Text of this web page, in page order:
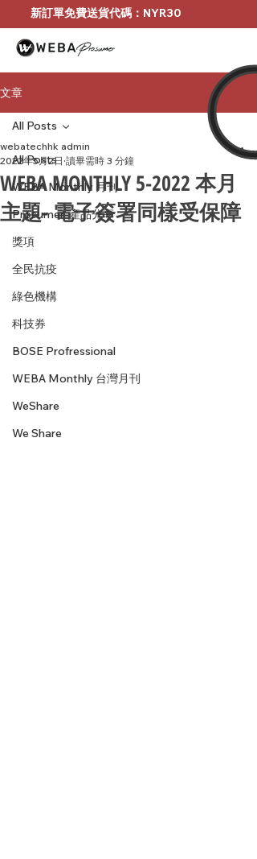
新訂單免費送貨代碼：NYR30
文章
All Posts
WEBA Monthly 月刊
Prosumer-產品分享
獎項
全民抗疫
綠色機構
科技券
BOSE Profressional
WEBA Monthly 台灣月刊
WeShare
We Share
All Posts
WEBA MONTHLY 5-2022 本月
主題- 電子簽署同樣受保障
webatechhk admin
2022年5月2日 讀畢需時 3 分鐘